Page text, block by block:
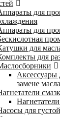
для
для
для
для
Аксессуары
замене масла
для